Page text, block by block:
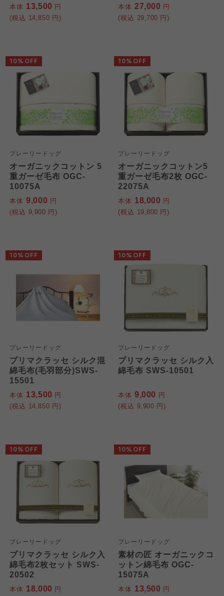
本体 13,500 円
(税込 14,850 円)
本体 27,000 円
(税込 29,700 円)
プレーリードッグ
オーガニックコットン 5
重ガーゼ毛布 OGC-
10075A
本体 9,000 円
(税込 9,900 円)
10%OFF
プレーリードッグ
オーガニックコットン5
重ガーゼ毛布2枚 OGC-
22075A
本体 18,000 円
(税込 19,800 円)
10%OFF
プレーリードッグ
プリマクラッセ シルク混
綿毛布(毛羽部分)SWS-
15501
本体 13,500 円
(税込 14,850 円)
10%OFF
プレーリードッグ
プリマクラッセ シルク入
綿毛布 SWS-10501
本体 9,000 円
(税込 9,900 円)
10%OFF
プレーリードッグ
プリマクラッセ シルク入
綿毛布2枚セット SWS-
20502
本体 18,000 円
10%OFF
プレーリードッグ
素材の匠 オーガニックコ
ットン綿毛布 OGC-
15075A
本体 13,500 円
10%OFF